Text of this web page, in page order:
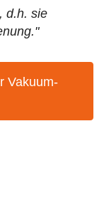
d.h. sie
Vakuum-